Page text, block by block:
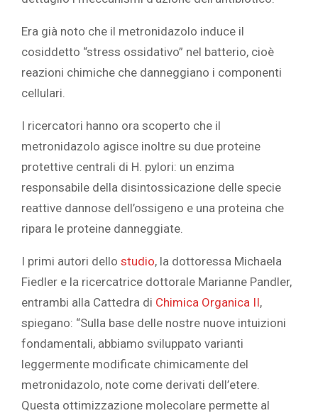
Era già noto che il metronidazolo induce il
cosiddetto “stress ossidativo” nel batterio, cioè
reazioni chimiche che danneggiano i componenti
cellulari.
I ricercatori hanno ora scoperto che il
metronidazolo agisce inoltre su due proteine
protettive centrali di H. pylori: un enzima
responsabile della disintossicazione delle specie
reattive dannose dell’ossigeno e una proteina che
ripara le proteine danneggiate.
I primi autori dello studio, la dottoressa Michaela
Fiedler e la ricercatrice dottorale Marianne Pandler,
entrambi alla Cattedra di Chimica Organica II,
spiegano: “Sulla base delle nostre nuove intuizioni
fondamentali, abbiamo sviluppato varianti
leggermente modificate chimicamente del
metronidazolo, note come derivati dell’etere.
Questa ottimizzazione molecolare permette al